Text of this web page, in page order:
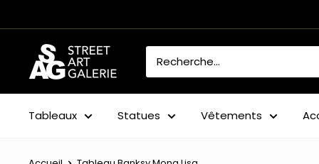
au
contenuStreet
Art
Galerie
Tableaux Statues Vêtements